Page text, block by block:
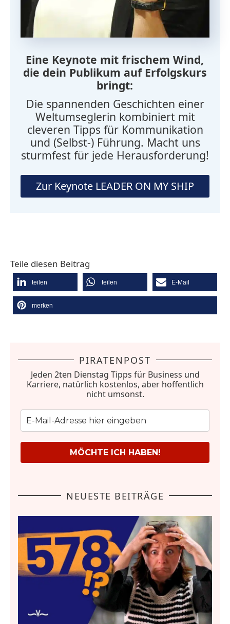
Eine Keynote mit frischem Wind,
die dein Publikum auf Erfolgskurs
bringt:
Die spannenden Geschichten einer
Weltumseglerin kombiniert mit
cleveren Tipps für Kommunikation
und (Selbst-) Führung. Macht uns
sturmfest für jede Herausforderung!
Zur Keynote LEADER ON MY SHIP
Teile diesen Beitrag
teilen teilen E-Mail
merken
PIRATENPOST
Jeden 2ten Dienstag Tipps für Business und
Karriere, natürlich kostenlos, aber hoffentlich
nicht umsonst.
MÖCHTE ICH HABEN!
NEUESTE BEITRÄGE